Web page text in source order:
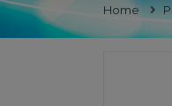
Home